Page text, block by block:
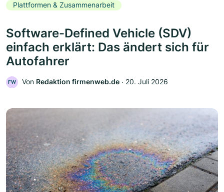
Plattformen & Zusammenarbeit
Software-Defined Vehicle (SDV)
einfach erklärt: Das ändert sich für
Autofahrer
FW Von Redaktion firmenweb.de ‧ 20. Juli 2026